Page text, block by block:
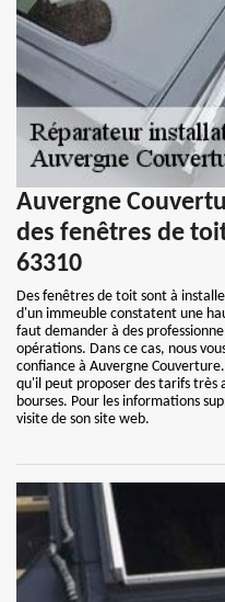
Auvergne
des fenêtres de
63310
Des fenêtres de toit sont à
d'un immeuble constatent une
faut demander à des
opérations. Dans ce cas, nous
confiance à Auvergne
qu'il peut proposer des tarifs très
bourses. Pour les informations
visite de son site web.